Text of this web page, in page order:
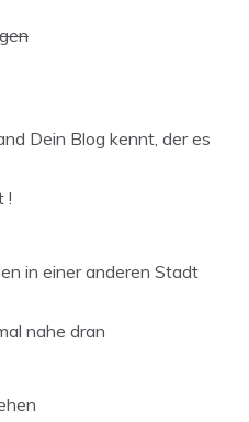
Dein Blog kennt, der es
!
in einer anderen Stadt
nahe dran